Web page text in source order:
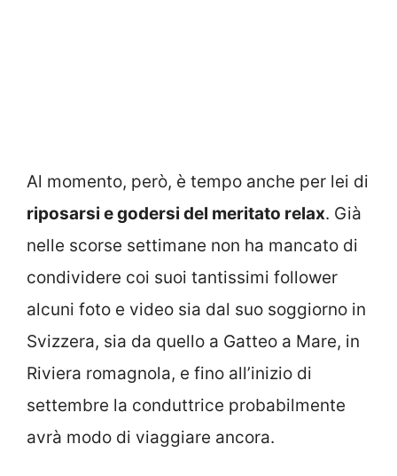
Al momento, però, è tempo anche per lei di
riposarsi e godersi del meritato relax. Già
nelle scorse settimane non ha mancato di
condividere coi suoi tantissimi follower
alcuni foto e video sia dal suo soggiorno in
Svizzera, sia da quello a Gatteo a Mare, in
Riviera romagnola, e fino all’inizio di
settembre la conduttrice probabilmente
avrà modo di viaggiare ancora.